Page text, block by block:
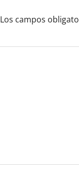
Los campos